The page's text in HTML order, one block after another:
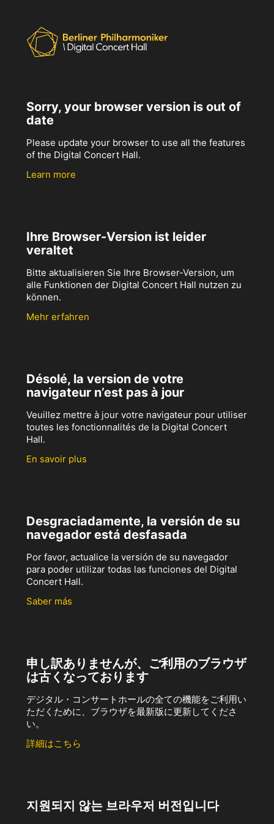
Sorry, your browser version is out of
date
Please update your browser to use all the features
of the Digital Concert Hall.
Learn more
Ihre Browser-Version ist leider
veraltet
Bitte aktualisieren Sie Ihre Browser-Version, um
alle Funktionen der Digital Concert Hall nutzen zu
können.
Mehr erfahren
Désolé, la version de votre
navigateur n’est pas à jour
Veuillez mettre à jour votre navigateur pour utiliser
toutes les fonctionnalités de la Digital Concert
Hall.
En savoir plus
Desgraciadamente, la versión de su
navegador está desfasada
Por favor, actualice la versión de su navegador
para poder utilizar todas las funciones del Digital
Concert Hall.
Saber más
申し訳ありませんが、ご利用のブラウザ
は古くなっております
デジタル・コンサートホールの全ての機能をご利用い
ただくために、ブラウザを最新版に更新してくださ
い。
詳細はこちら
지원되지 않는 브라우저 버전입니다